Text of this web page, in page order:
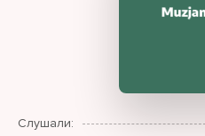
Слушали: